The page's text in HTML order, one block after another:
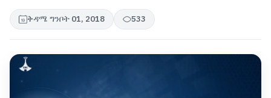
ቅዳሜ ግንቦት 01, 2018 533